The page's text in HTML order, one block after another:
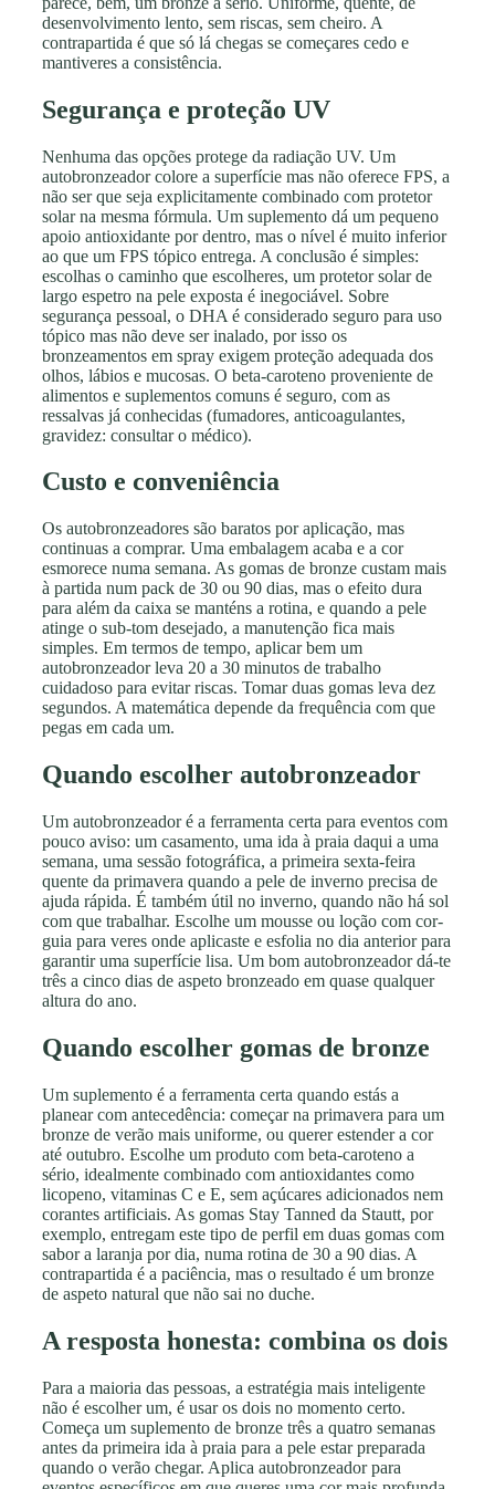
desenvolvimento lento, sem riscas, sem cheiro. A
contrapartida é que só lá chegas se começares cedo e
mantiveres a consistência.
Segurança e proteção UV
Nenhuma das opções protege da radiação UV. Um
autobronzeador colore a superfície mas não oferece FPS, a
não ser que seja explicitamente combinado com protetor
solar na mesma fórmula. Um suplemento dá um pequeno
apoio antioxidante por dentro, mas o nível é muito inferior
ao que um FPS tópico entrega. A conclusão é simples:
escolhas o caminho que escolheres, um protetor solar de
largo espetro na pele exposta é inegociável. Sobre
segurança pessoal, o DHA é considerado seguro para uso
tópico mas não deve ser inalado, por isso os
bronzeamentos em spray exigem proteção adequada dos
olhos, lábios e mucosas. O beta-caroteno proveniente de
alimentos e suplementos comuns é seguro, com as
ressalvas já conhecidas (fumadores, anticoagulantes,
gravidez: consultar o médico).
Custo e conveniência
Os autobronzeadores são baratos por aplicação, mas
continuas a comprar. Uma embalagem acaba e a cor
esmorece numa semana. As gomas de bronze custam mais
à partida num pack de 30 ou 90 dias, mas o efeito dura
para além da caixa se manténs a rotina, e quando a pele
atinge o sub-tom desejado, a manutenção fica mais
simples. Em termos de tempo, aplicar bem um
autobronzeador leva 20 a 30 minutos de trabalho
cuidadoso para evitar riscas. Tomar duas gomas leva dez
segundos. A matemática depende da frequência com que
pegas em cada um.
Quando escolher autobronzeador
Um autobronzeador é a ferramenta certa para eventos com
pouco aviso: um casamento, uma ida à praia daqui a uma
semana, uma sessão fotográfica, a primeira sexta-feira
quente da primavera quando a pele de inverno precisa de
ajuda rápida. É também útil no inverno, quando não há sol
com que trabalhar. Escolhe um mousse ou loção com cor-
guia para veres onde aplicaste e esfolia no dia anterior para
garantir uma superfície lisa. Um bom autobronzeador dá-te
três a cinco dias de aspeto bronzeado em quase qualquer
altura do ano.
Quando escolher gomas de bronze
Um suplemento é a ferramenta certa quando estás a
planear com antecedência: começar na primavera para um
bronze de verão mais uniforme, ou querer estender a cor
até outubro. Escolhe um produto com beta-caroteno a
sério, idealmente combinado com antioxidantes como
licopeno, vitaminas C e E, sem açúcares adicionados nem
corantes artificiais. As gomas Stay Tanned da Stautt, por
exemplo, entregam este tipo de perfil em duas gomas com
sabor a laranja por dia, numa rotina de 30 a 90 dias. A
contrapartida é a paciência, mas o resultado é um bronze
de aspeto natural que não sai no duche.
A resposta honesta: combina os dois
Para a maioria das pessoas, a estratégia mais inteligente
não é escolher um, é usar os dois no momento certo.
Começa um suplemento de bronze três a quatro semanas
antes da primeira ida à praia para a pele estar preparada
quando o verão chegar. Aplica autobronzeador para